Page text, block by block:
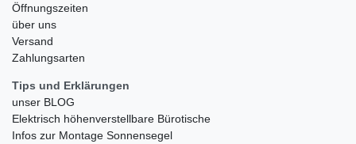
Öffnungszeiten
über uns
Versand
Zahlungsarten
Tips und Erklärungen
unser BLOG
Elektrisch höhenverstellbare Bürotische
Infos zur Montage Sonnensegel